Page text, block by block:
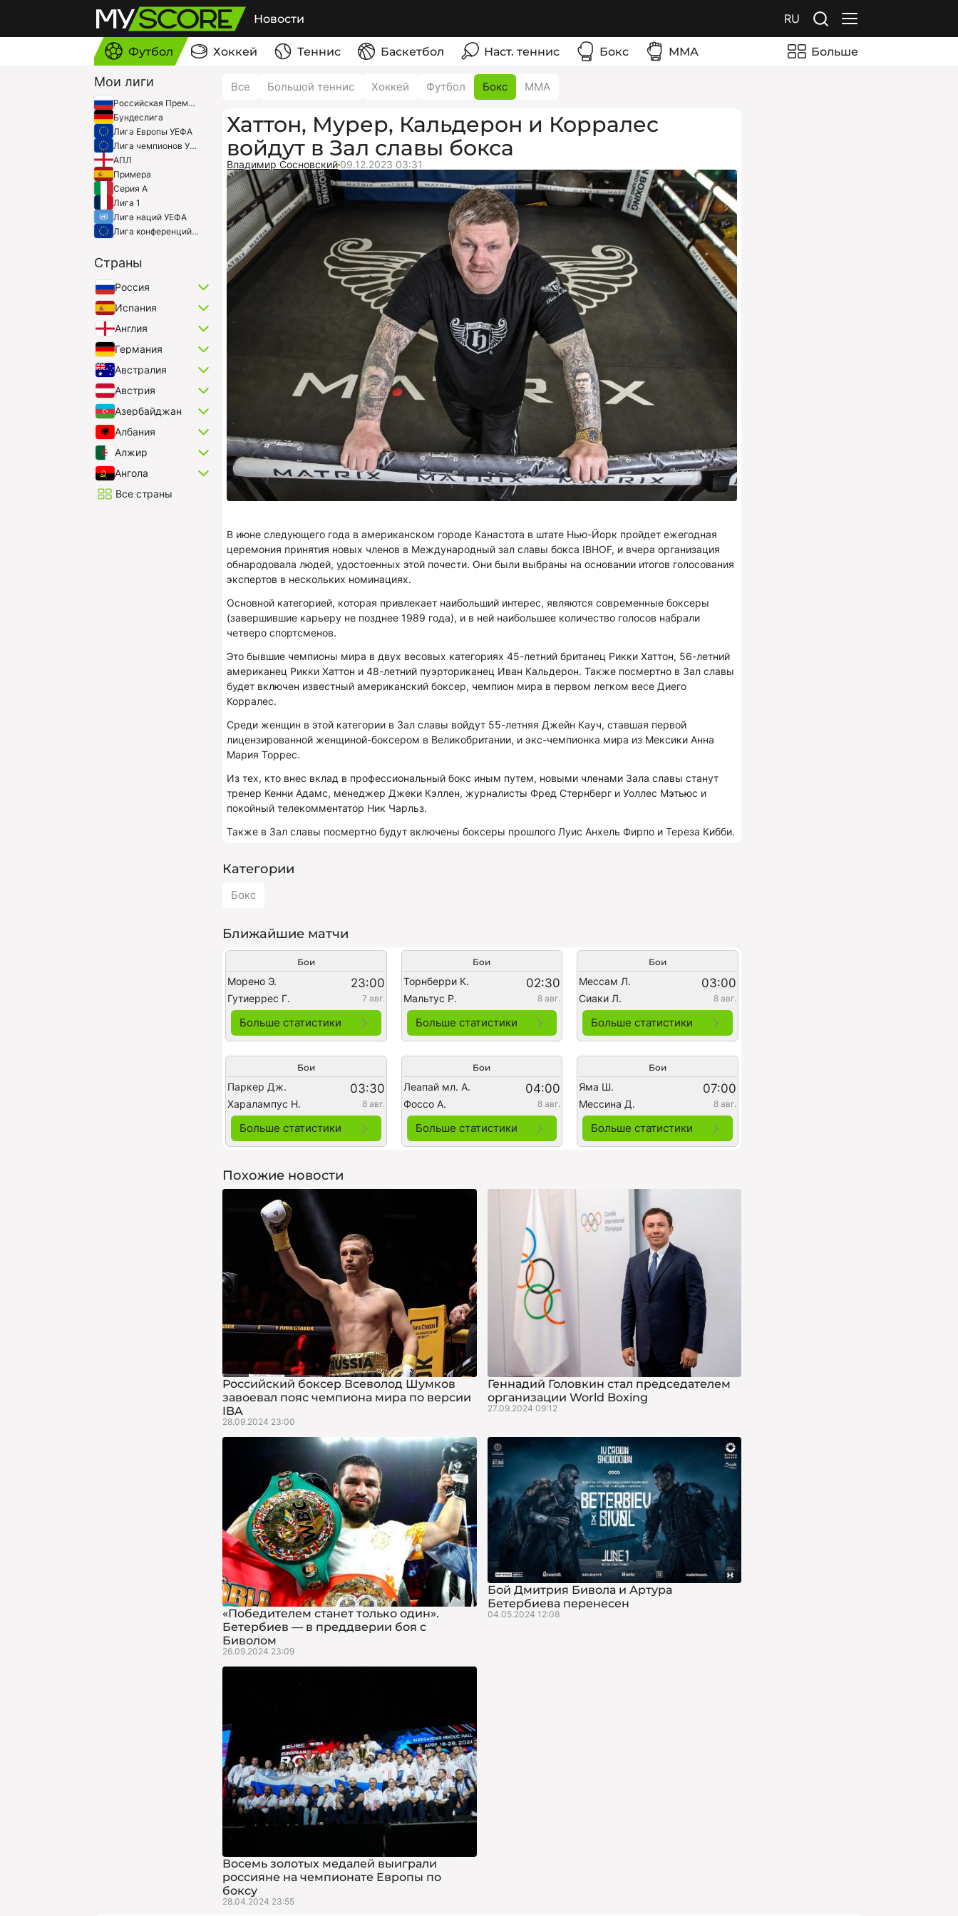
Новости RU
Футбол Хоккей Теннис Баскетбол Наст. теннис Бокс ММА Больше
Мои лиги
Российская Премьер-Лига
Бундеслига
Лига Европы УЕФА
Лига чемпионов УЕФА
АПЛ
Примера
Серия A
Лига 1
Лига наций УЕФА
Лига конференций УЕФА
Страны
Россия
Испания
Англия
Германия
Австралия
Австрия
Азербайджан
Албания
Алжир
Ангола
Все страны
Все Большой теннис Хоккей Футбол Бокс ММА
Хаттон, Мурер, Кальдерон и Корралес
войдут в Зал славы бокса
Владимир Сосновский 09.12.2023 03:31
В июне следующего года в американском городе Канастота в штате Нью-Йорк пройдет ежегодная
церемония принятия новых членов в Международный зал славы бокса IBHOF, и вчера организация
обнародовала людей, удостоенных этой почести. Они были выбраны на основании итогов голосования
экспертов в нескольких номинациях.
Основной категорией, которая привлекает наибольший интерес, являются современные боксеры
(завершившие карьеру не позднее 1989 года), и в ней наибольшее количество голосов набрали
четверо спортсменов.
Это бывшие чемпионы мира в двух весовых категориях 45-летний британец Рикки Хаттон, 56-летний
американец Рикки Хаттон и 48-летний пуэрториканец Иван Кальдерон. Также посмертно в Зал славы
будет включен известный американский боксер, чемпион мира в первом легком весе Диего
Корралес.
Среди женщин в этой категории в Зал славы войдут 55-летняя Джейн Кауч, ставшая первой
лицензированной женщиной-боксером в Великобритании, и экс-чемпионка мира из Мексики Анна
Мария Торрес.
Из тех, кто внес вклад в профессиональный бокс иным путем, новыми членами Зала славы станут
тренер Кенни Адамс, менеджер Джеки Кэллен, журналисты Фред Стернберг и Уоллес Мэтьюс и
покойный телекомментатор Ник Чарльз.
Также в Зал славы посмертно будут включены боксеры прошлого Луис Анхель Фирпо и Тереза Кибби.
Категории
Бокс
Ближайшие матчи
Бои
Морено Э. 23:00
Гутиеррес Г. 7 авг.
Больше статистики
Бои
Торнберри К. 02:30
Мальтус Р. 8 авг.
Больше статистики
Бои
Мессам Л. 03:00
Сиаки Л. 8 авг.
Больше статистики
Бои
Паркер Дж. 03:30
Харалампус Н. 8 авг.
Больше статистики
Бои
Леапай мл. А. 04:00
Фоссо А. 8 авг.
Больше статистики
Бои
Яма Ш. 07:00
Мессина Д. 8 авг.
Больше статистики
Похожие новости
Российский боксер Всеволод Шумков
завоевал пояс чемпиона мира по версии
IBA
28.09.2024 23:00
Геннадий Головкин стал председателем
организации World Boxing
27.09.2024 09:12
«Победителем станет только один».
Бетербиев — в преддверии боя с
Биволом
26.09.2024 23:09
Бой Дмитрия Бивола и Артура
Бетербиева перенесен
04.05.2024 12:08
Восемь золотых медалей выиграли
россияне на чемпионате Европы по
боксу
28.04.2024 23:55